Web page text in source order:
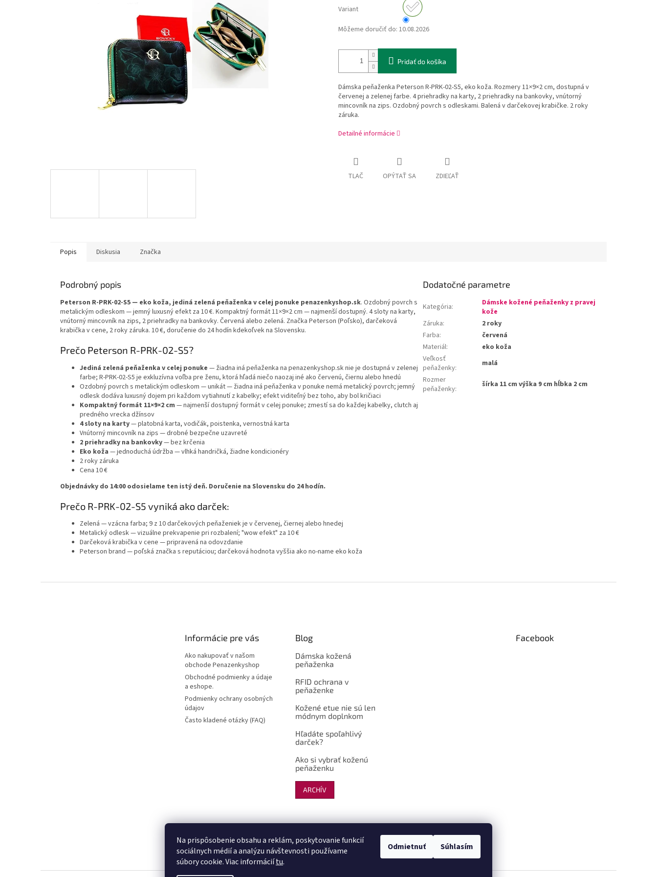
Na prispôsobenie obsahu a reklám, poskytovanie funkcií
sociálnych médií a analýzu návštevnosti používame
súbory cookie. Viac informáciítu.
Odmietnuť Súhlasím
Variant
Môžeme doručiť do: 10.08.2026
Pridať do košíka
Dámska peňaženka Peterson R-PRK-02-S5, eko koža. Rozmery 11×9×2 cm, dostupná v
červenej a zelenej farbe. 4 priehradky na karty, 2 priehradky na bankovky, vnútorný
mincovník na zips. Ozdobný povrch s odleskami. Balená v darčekovej krabičke. 2 roky
záruka.
Detailné informácie
TLAČ OPÝTAŤ SA ZDIEĽAŤ
Popis Diskusia Značka
Podrobný popis
Peterson R-PRK-02-S5 — eko koža,jediná zelená peňaženka v celej ponuke penazenkyshop.sk. Ozdobný povrch s
metalickým odleskom — jemný luxusný efekt za 10 €. Kompaktný formát 11×9×2 cm — najmenší dostupný. 4 sloty na karty,
vnútorný mincovník na zips, 2 priehradky na bankovky. Červená alebo zelená. Značka Peterson (Poľsko), darčeková
krabička v cene, 2 roky záruka. 10 €, doručenie do 24 hodín kdekoľvek na Slovensku.
Prečo Peterson R-PRK-02-S5?
Jediná zelená peňaženka v celej ponuke — žiadna iná peňaženka na penazenkyshop.sk nie je dostupná v zelenej
farbe; R-PRK-02-S5 je exkluzívna voľba pre ženu, ktorá hľadá niečo naozaj iné ako červenú, čiernu alebo hnedú
Ozdobný povrch s metalickým odleskom — unikát— žiadna iná peňaženka v ponuke nemá metalický povrch; jemný
odlesk dodáva luxusný dojem pri každom vytiahnutí z kabelky; efekt viditeľný bez toho, aby bol kričiaci
Kompaktný formát 11×9×2 cm — najmenší dostupný formát v celej ponuke; zmestí sa do každej kabelky, clutch aj
predného vrecka džínsov
4 sloty na karty— platobná karta, vodičák, poistenka, vernostná karta
Vnútorný mincovník na zips — drobné bezpečne uzavreté
2 priehradky na bankovky— bez krčenia
Eko koža — jednoduchá údržba — vlhká handričká, žiadne kondicionéry
2 roky záruka
Cena 10 €
Objednávky do 14:00 odosielame ten istý deň. Doručenie na Slovensku do 24 hodín.
Prečo R-PRK-02-S5 vyniká ako darček:
Zelená — vzácna farba; 9 z 10 darčekových peňaženiek je v červenej, čiernej alebo hnedej
Metalický odlesk— vizuálne prekvapenie pri rozbalení; "wow efekt" za 10 €
Darčeková krabička v cene — pripravená na odovzdanie
Peterson brand — poľská značka s reputáciou; darčeková hodnota vyššia ako no-name eko koža
Dodatočné parametre
Kategória:
Dámske kožené peňaženky z pravej
kože
Záruka:
2 roky
Farba:
červená
Materiál:
eko koža
Veľkosť
peňaženky:
malá
Rozmer
peňaženky: šírka 11 cm výška 9 cm hĺbka 2 cm
Informácie pre vás
Ako nakupovať v našom
obchode Penazenkyshop
Obchodné podmienky a údaje
a eshope.
Podmienky ochrany osobných
údajov
Často kladené otázky (FAQ)
Blog
Dámska kožená
peňaženka
RFID ochrana v
peňaženke
Kožené etue nie sú len
módnym doplnkom
Hľadáte spoľahlivý
darček?
Ako si vybrať koženú
peňaženku
ARCHÍV
Facebook